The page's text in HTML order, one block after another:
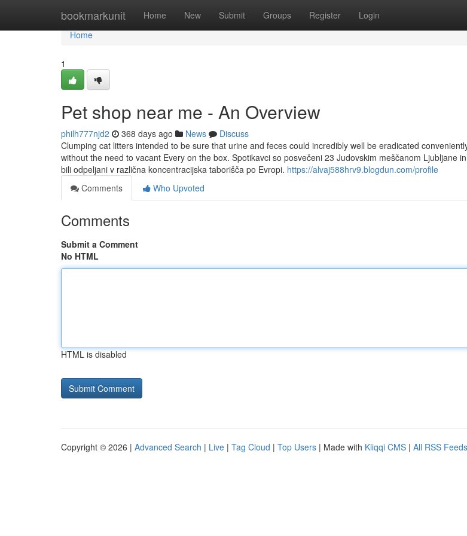
bookmarkunit Home New Submit Groups Register Login
Home
Home
1
Pet shop near me - An Overview
philh777njd2 368 days ago News
Discuss
Clumping cat litters intended to be sure that urine and feces could incredibly well be eradicated
without the need to vacant Every on the box. Spotikavci so posvečeni 23 Judovskim meščanom Ljubljane
bili odpeljani v različna koncentracijska taborišča po Evropi. https://alvaj588hrv9.blogdun.com/profile
Comments
Who Upvoted
Comments
Submit a Comment
No HTML
HTML is disabled
Copyright © 2026 | Advanced Search | Live | Tag Cloud | Top Users | Made with Kliqqi CMS | All RSS Feeds